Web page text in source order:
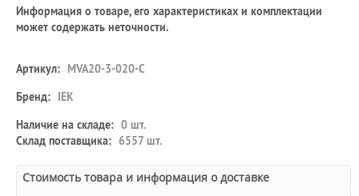
Информация о товаре, его характеристиках и комплектации
может содержать неточности.
Артикул: MVA20-3-020-C
Бренд: IEK
Наличие на складе: 0 шт.
Склад поставщика: 6557 шт.
Стоимость товара и информация о доставке